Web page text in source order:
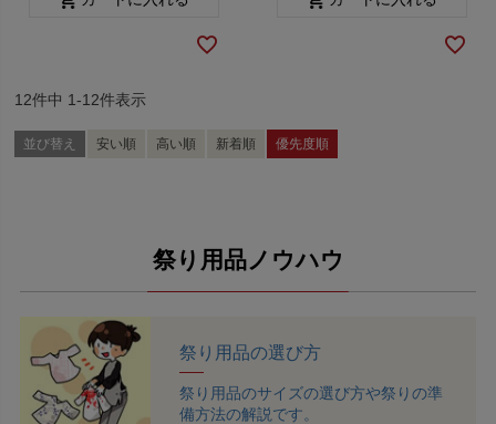
並び替え 安い順 高い順 新着順 優先度順
12件中 1-12件表示
祭り用品ノウハウ
祭り用品の選び方
祭り用品のサイズの選び方や祭りの準
備方法の解説です。